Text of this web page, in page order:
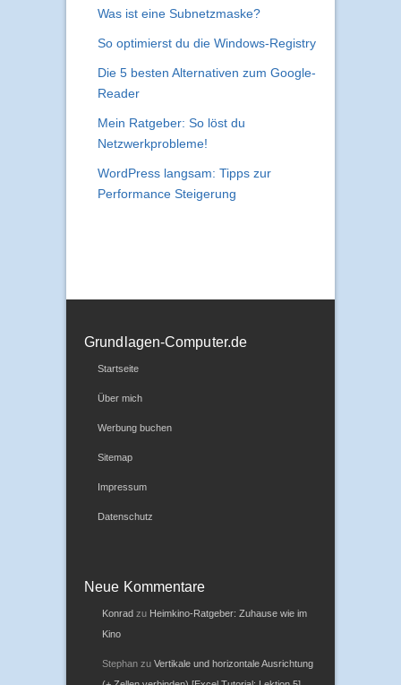
Was ist eine Subnetzmaske?
So optimierst du die Windows-Registry
Die 5 besten Alternativen zum Google-
Reader
Mein Ratgeber: So löst du
Netzwerkprobleme!
WordPress langsam: Tipps zur
Performance Steigerung
Grundlagen-Computer.de
Startseite
Über mich
Werbung buchen
Sitemap
Impressum
Datenschutz
Neue Kommentare
Konrad zu Heimkino-Ratgeber: Zuhause wie im
Kino
Stephan zu Vertikale und horizontale Ausrichtung